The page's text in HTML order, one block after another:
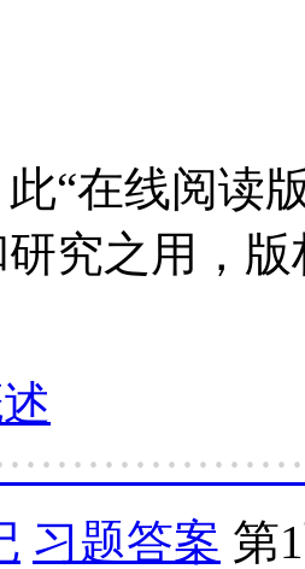
此“在线阅读
究之用，
习题答案 第